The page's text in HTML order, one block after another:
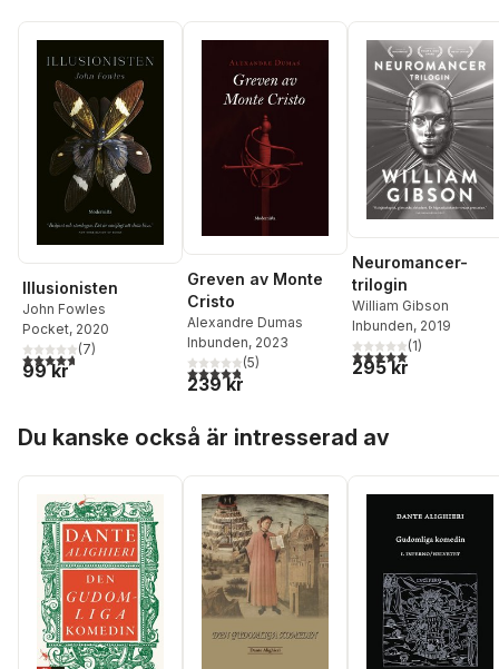
Illusionisten
John Fowles
Pocket, 2020
4,7utav 5 stjärnor. Totalt antal röster:
(7)
99 kr
Greven av Monte
Cristo
Alexandre Dumas
Inbunden, 2023
4,8utav 5 stjärnor. Totalt antal röster:
(5)
239 kr
Neuromancer-
trilogin
William Gibson
Inbunden, 2019
5,0utav 5 stjärnor.
(1)
295 kr
Du kanske också är intresserad av